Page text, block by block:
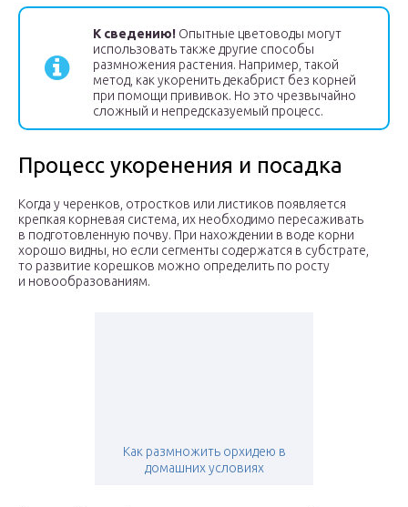
К сведению! Опытные цветоводы могут
использовать также другие способы
размножения растения. Например, такой
метод, как укоренить декабрист без корней
при помощи прививок. Но это чрезвычайно
сложный и непредсказуемый процесс.
Процесс укоренения и посадка
Когда у черенков, отростков или листиков появляется
крепкая корневая система, их необходимо пересаживать
в подготовленную почву. При нахождении в воде корни
хорошо видны, но если сегменты содержатся в субстрате,
то развитие корешков можно определить по росту
и новообразованиям.
Как размножить орхидею в
домашних условиях